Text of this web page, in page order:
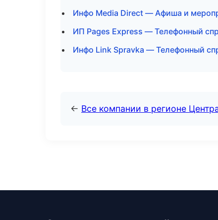
Инфо Media Direct — Афиша и
ИП Pages Express — Телефонный
Инфо Link Spravka — Телефонный
← Все компании в регионе